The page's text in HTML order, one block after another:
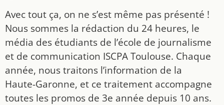
Avec tout ça, on ne s’est même pas présenté !
Nous sommes la rédaction du 24 heures, le
média des étudiants de l’école de journalisme
et de communication ISCPA Toulouse. Chaque
année, nous traitons l’information de la
Haute-Garonne, et ce traitement accompagne
toutes les promos de 3e année depuis 10 ans.